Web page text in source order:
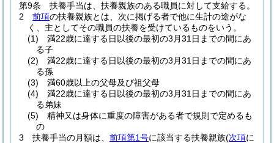
第9条
扶養手当は、扶養親族のある職員に対して支給する。
2
前項の扶養親族とは、次に掲げる者で他に生計の途がな
く、主としてその職員の扶養を受けているものをいう。
(1)
満22歳に達する日以後の最初の3月31日までの間にあ
る子
(2)
満22歳に達する日以後の最初の3月31日までの間にあ
る孫
(3)
満60歳以上の父母及び祖父母
(4)
満22歳に達する日以後の最初の3月31日までの間にあ
る弟妹
(5)
精神又は身体に重度の障害がある者で規則で定めるも
の
3
扶養手当の月額は、 前項第1号に該当する扶養親族(次項に